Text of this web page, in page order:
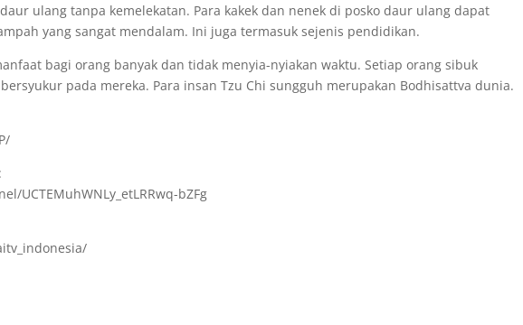
ulang tanpa kemelekatan. Para kakek dan nenek di posko daur ulang dapat
yang sangat mendalam. Ini juga termasuk sejenis pendidikan.
bagi orang banyak dan tidak menyia-nyiakan waktu. Setiap orang sibuk
pada mereka. Para insan Tzu Chi sungguh merupakan Bodhisattva dunia.
UCTEMuhWNLy_etLRRwq-bZFg